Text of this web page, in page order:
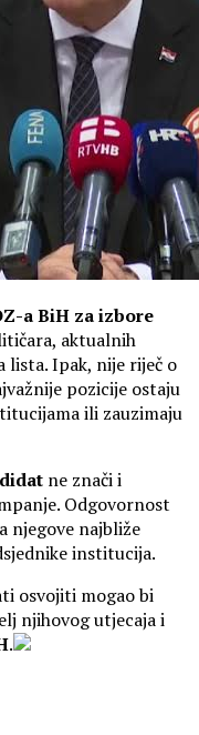
a BiH za izbore
aktualnih
lista. Ipak, nije riječ o
pozicije ostaju
ili zauzimaju
ne znači i
Odgovornost
njegove najbliže
institucija.
osvojiti mogao bi
njihovog utjecaja i
.